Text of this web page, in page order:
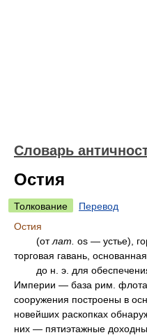
Словарь
Остия
Толкование
Перевод
Остия
(отлат. os — устье),
торговая гавань,
до н. э. для обеспечения
Империи — база рим.
сооружения построены в
новейших раскопках
них — пятиэтажные